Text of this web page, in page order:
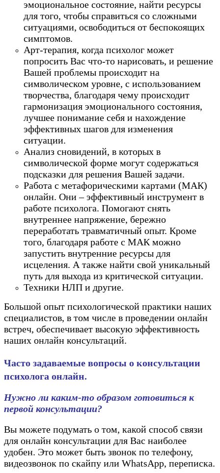
эмоциональное состояние, найти ресурсы
для того, чтобы справиться со сложными
ситуациями, освободиться от беспокоящих
симптомов.
Арт-терапия, когда психолог может
попросить Вас что-то нарисовать, и решение
Вашей проблемы происходит на
символическом уровне, с использованием
творчества, благодаря чему происходит
гармонизация эмоционального состояния,
лучшее понимание себя и нахождение
эффективных шагов для изменения
ситуации.
Анализ сновидений, в которых в
символической форме могут содержаться
подсказки для решения Вашей задачи.
Работа с метафорическими картами (МАК)
онлайн. Они – эффективный инструмент в
работе психолога. Помогают снять
внутреннее напряжение, бережно
переработать травматичный опыт. Кроме
того, благодаря работе с МАК можно
запустить внутренние ресурсы для
исцеления. А также найти свой уникальный
путь для выхода из критической ситуации.
Техники НЛП и другие.
Большой опыт психологической практики наших
специалистов, в том числе в проведении онлайн
встреч, обеспечивает высокую эффективность
наших онлайн консультаций.
Часто задаваемые вопросы о консультации
психолога онлайн.
Нужно ли каким-то образом готовиться к
первой консультации?
Вы можете подумать о том, какой способ связи
для онлайн консультации для Вас наиболее
удобен. Это может быть звонок по телефону,
видеозвонок по скайпу или WhatsApp, переписка.